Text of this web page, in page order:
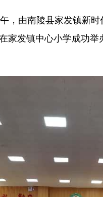
由南陵县家发镇新时
家发镇中心小学成功